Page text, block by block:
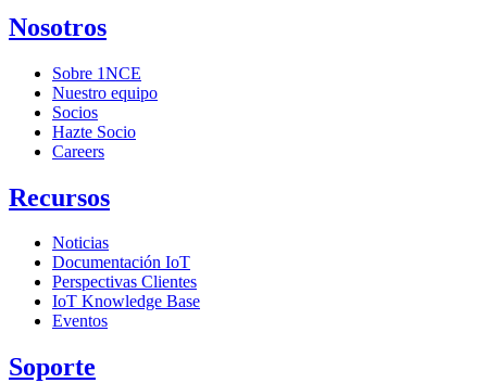
Nosotros
Sobre 1NCE
Nuestro equipo
Socios
Hazte Socio
Careers
Recursos
Noticias
Documentación IoT
Perspectivas Clientes
IoT Knowledge Base
Eventos
Soporte